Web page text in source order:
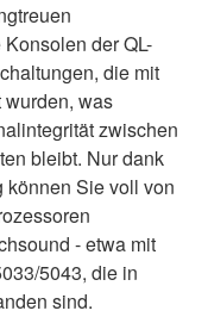
der QL-
die mit
was
zwischen
bleibt. Nur dank
können Sie voll von
- etwa mit
5043, die in
sind.